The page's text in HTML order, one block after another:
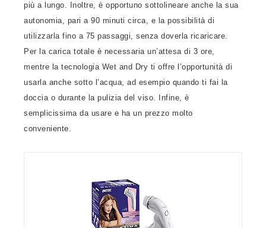
più a lungo. Inoltre, è opportuno sottolineare anche la sua
autonomia, pari a 90 minuti circa, e la possibilità di
utilizzarla fino a 75 passaggi, senza doverla ricaricare.
Per la carica totale è necessaria un’attesa di 3 ore,
mentre la tecnologia Wet and Dry ti offre l’opportunità di
usarla anche sotto l’acqua, ad esempio quando ti fai la
doccia o durante la pulizia del viso. Infine, è
semplicissima da usare e ha un prezzo molto
conveniente.